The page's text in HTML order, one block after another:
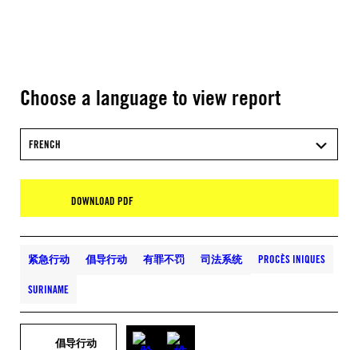
Choose a language to view report
FRENCH
DOWNLOAD PDF
紧急行动 倡导行动 有罪不罚 司法系统 PROCÈS INIQUES
SURINAME
倡导行动